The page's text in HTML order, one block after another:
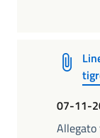
07-11-